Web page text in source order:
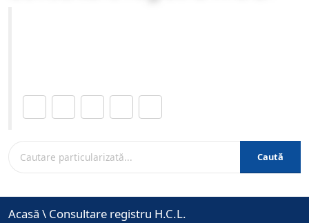
Caută
Acasă \ Consultare registru H.C.L.